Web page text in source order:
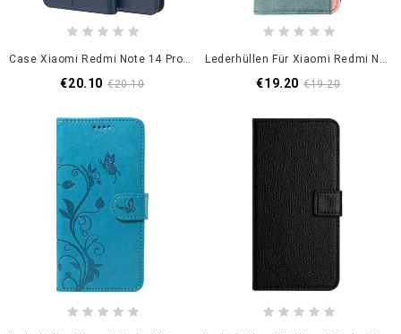
Case Xiaomi Redmi Note 14 Pro 5g Handyhülle Kartenhalter
€20.10 €20.10
Lederhüllen Für Xiaomi Redmi Note 14 Pro 5g Zweifarbig Abeel
€19.20 €19.20